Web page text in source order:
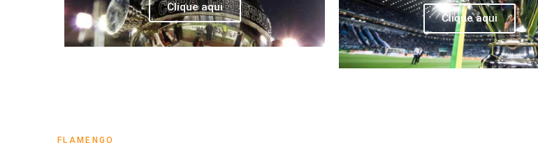
Clique aqui
Clique aqui
FLAMENGO